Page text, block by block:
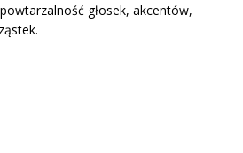
głosek, akcentów,